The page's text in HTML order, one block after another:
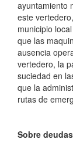
ayuntamiento
este
municipio
que las
ausencia
vertedero, la
suciedad en
que la
rutas de
Sobre